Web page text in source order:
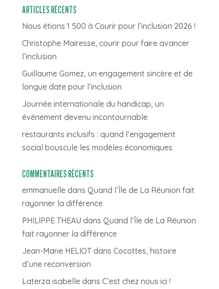
ARTICLES RÉCENTS
Nous étions 1 500 à Courir pour l’inclusion 2026 !
Christophe Mairesse, courir pour faire avancer
l’inclusion
Guillaume Gomez, un engagement sincère et de
longue date pour l’inclusion
Journée internationale du handicap, un
événement devenu incontournable
restaurants inclusifs : quand l’engagement
social bouscule les modèles économiques
COMMENTAIRES RÉCENTS
emmanuelledans Quand l’Île de La Réunion fait
rayonner la différence
PHILIPPE THEAU dans Quand l’Île de La Réunion
fait rayonner la différence
Jean-Marie HELIOTdans Cocottes, histoire
d’une reconversion
Laterza isabelledans C’est chez nous ici !